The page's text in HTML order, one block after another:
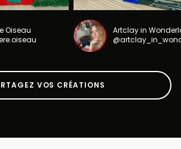
Oiseau
Artclay in
VOS CRÉATIONS